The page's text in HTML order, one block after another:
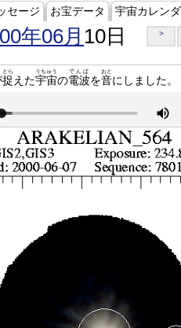
セージ お宝データ 宇宙カレン
年06月 10日 >
捉
とら
えた宇宙
うちゅう
の電波
でんぱ
を音
おと
にしました。